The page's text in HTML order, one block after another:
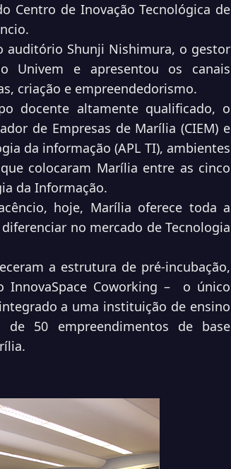
Centro de Inovação Tecnológica de
auditório Shunji Nishimura, o gestor
Univem e apresentou os canais
criação e empreendedorismo.
docente altamente qualificado, o
de Empresas de Marília (CIEM) e
da informação (APL TI), ambientes
colocaram Marília entre as cinco
da Informação.
hoje, Marília oferece toda a
no mercado de Tecnologia
a estrutura de pré-incubação,
InnovaSpace Coworking – o único
a uma instituição de ensino
50 empreendimentos de base